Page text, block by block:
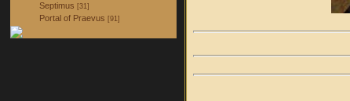
Septimus [31]
Portal of Praevus [91]